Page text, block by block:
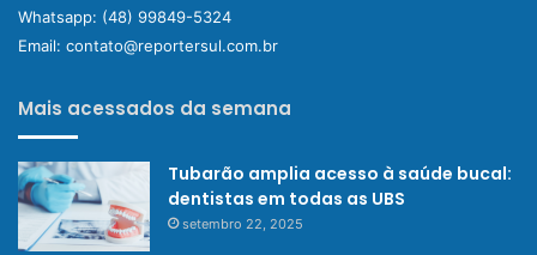
Whatsapp: (48) 99849-5324
Email: contato@reportersul.com.br
Mais acessados da semana
Tubarão amplia acesso à saúde bucal:
dentistas em todas as UBS
setembro 22, 2025